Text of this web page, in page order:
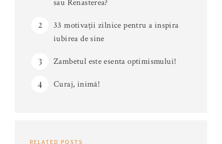
sau Renasterea?
33 motivații zilnice pentru a inspira
iubirea de sine
Zambetul este esenta optimismului!
Curaj, inimă!
RELATED POSTS